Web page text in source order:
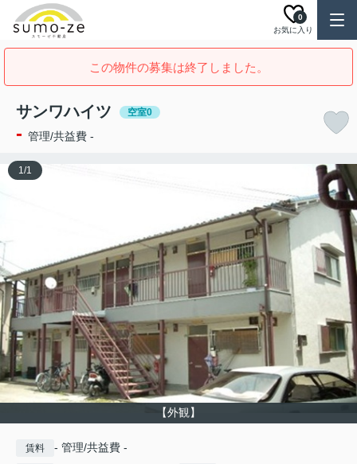
お気に入り
0
この物件の募集は終了しました。
サンワハイツ 空室0
- 管理/共益費 -
【外観】
1/1
賃料 - 管理/共益費 -